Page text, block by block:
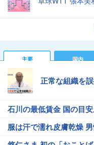
主要 国内
正常な組織を
石川の最低賃金 国の目
服は汗で濡れ皮膚乾燥